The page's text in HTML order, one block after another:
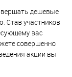
дешевые
Став участников
вас
совершенно
акции вы